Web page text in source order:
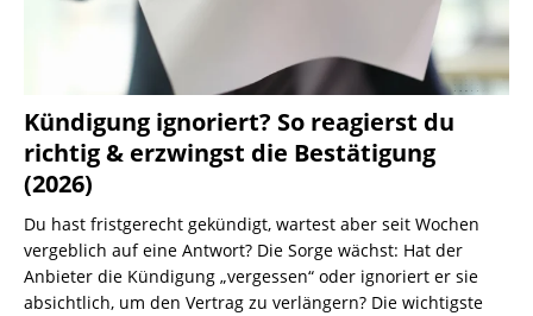
Kündigung ignoriert? So reagierst du
richtig & erzwingst die Bestätigung
(2026)
Du hast fristgerecht gekündigt, wartest aber seit Wochen
vergeblich auf eine Antwort? Die Sorge wächst: Hat der
Anbieter die Kündigung „vergessen“ oder ignoriert er sie
absichtlich, um den Vertrag zu verlängern? Die wichtigste